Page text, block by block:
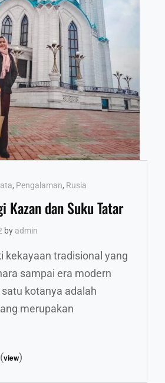
, Pengalaman, Rusia
Kazan dan Suku Tatar
by admin
kekayaan tradisional yang
sampai era modern
kotanya adalah
merupakan
(view)